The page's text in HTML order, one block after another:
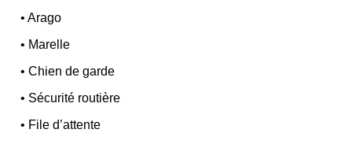
•Arago
• Marelle
•Chien de garde
• Sécurité routière
• File d’attente